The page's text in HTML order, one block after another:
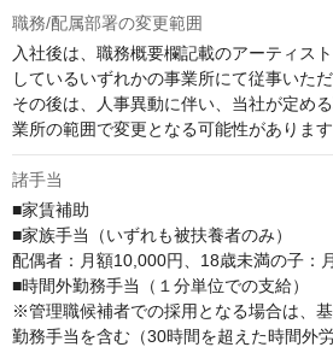
職務/配属部署の変更範囲
入社後は、職務概要欄記載のアーティス
しているいずれかの事業所にて従事いただ
その後は、人事異動に伴い、当社が定め
業所の範囲で変更となる可能性があります
諸手当
■家賃補助
■家族手当（いずれも被扶養者のみ）
配偶者：月額10,000円、18歳未満の子：
■時間外勤務手当（１分単位での支給）
※管理職候補者での採用となる場合は、
勤務手当を含む（30時間を超えた時間外